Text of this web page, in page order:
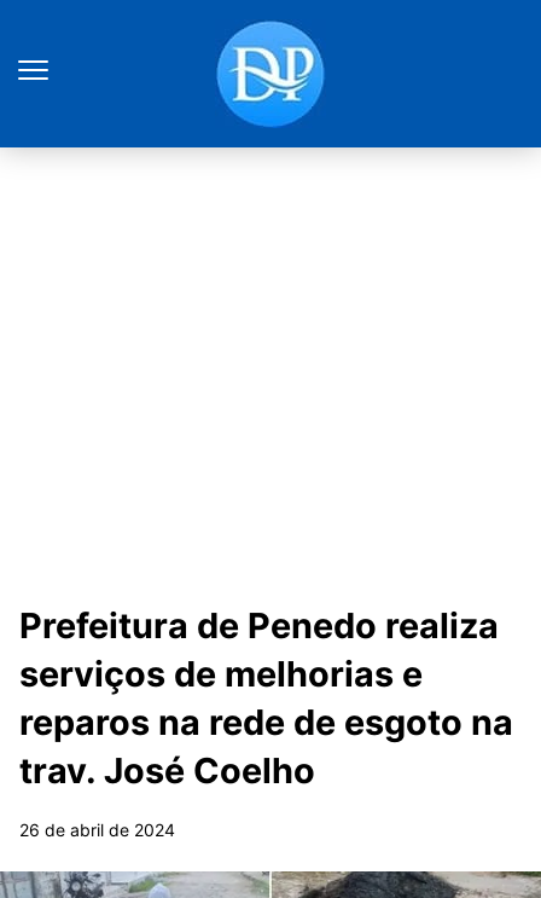
Prefeitura de Penedo realiza
serviços de melhorias e
reparos na rede de esgoto na
trav. José Coelho
26 de abril de 2024